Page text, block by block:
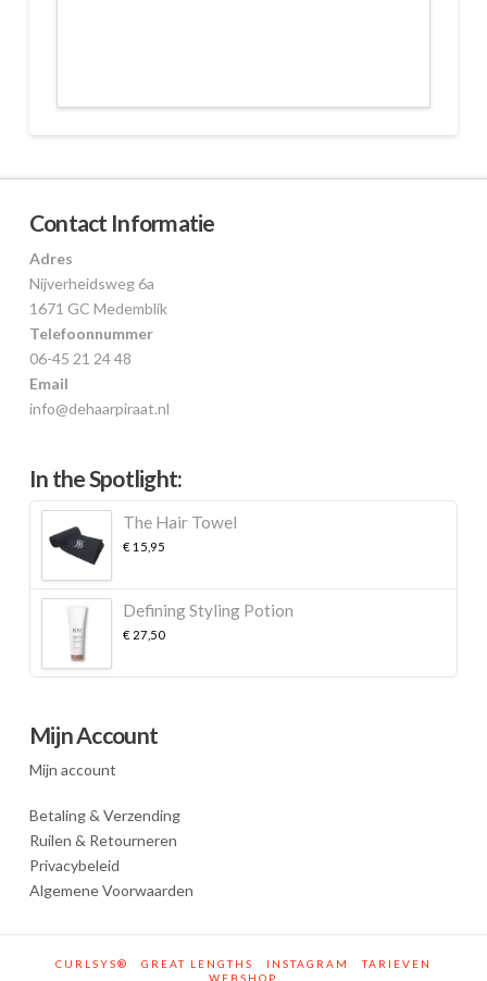
Contact Informatie
Adres
Nijverheidsweg 6a
1671 GC Medemblik
Telefoonnummer
06-45 21 24 48
Email
info@dehaarpiraat.nl
In the Spotlight:
The Hair Towel
€15,95
Defining Styling Potion
€ 27,50
Mijn Account
Mijn account
Betaling & Verzending
Ruilen & Retourneren
Privacybeleid
Algemene Voorwaarden
CURLSYS® GREAT LENGTHS INSTAGRAM
TARIEVEN
WEBSHOP